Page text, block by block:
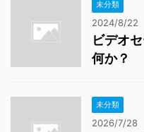
未分類
2024/8/22
ビデオ
何か？
未分類
2026/7/28